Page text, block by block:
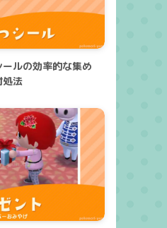
ールの効率的な集め
処法